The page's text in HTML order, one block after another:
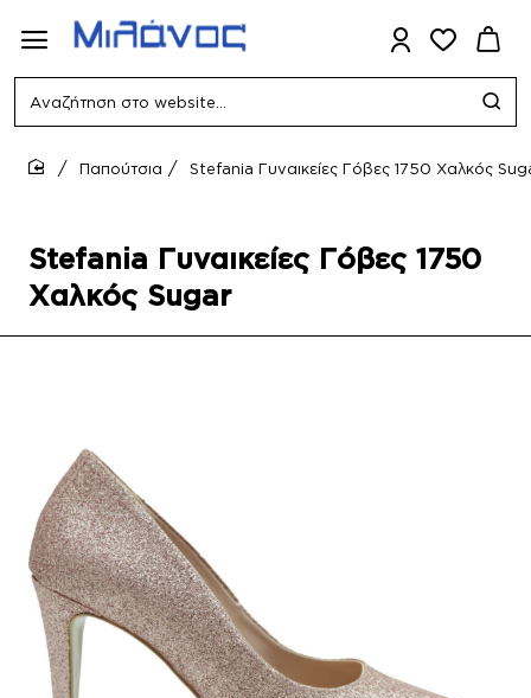
Αναζήτηση
website...
Stefania Γυναικείες Γόβες 1750
Χαλκός Sugar
Παπούτσια Stefania Γυναικείες Γόβες 1750 Χαλκός